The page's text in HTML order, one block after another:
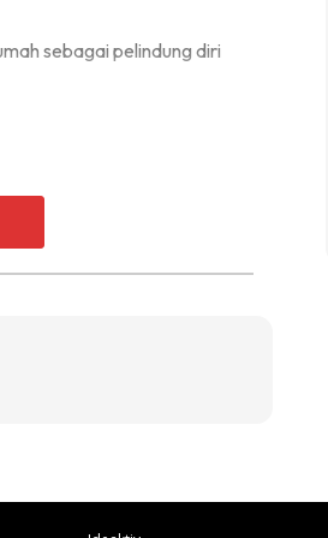
sebagai pelindung diri